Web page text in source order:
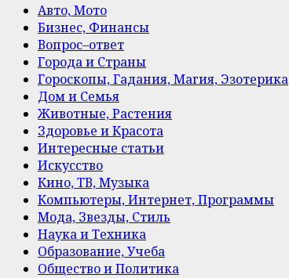
Авто, Мото
Бизнес, Финансы
Вопрос–ответ
Города и Страны
Гороскопы, Гадания, Магия, Эзотерика
Дом и Семья
Животные, Растения
Здоровье и Красота
Интересные статьи
Искусство
Кино, ТВ, Музыка
Компьютеры, Интернет, Программы
Мода, Звезды, Стиль
Наука и Техника
Образование, Учеба
Общество и Политика